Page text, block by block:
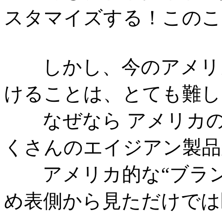
スタマイズする！この
しかし、今のアメリ
けることは、とても難
なぜなら アメリカの
くさんのエイジアン製
アメリカ的な“ブラン
め表側から見ただけで